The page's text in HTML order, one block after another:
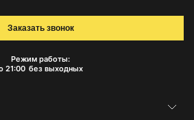
Режим работы:
21:00 без выходных
Заказать звонок